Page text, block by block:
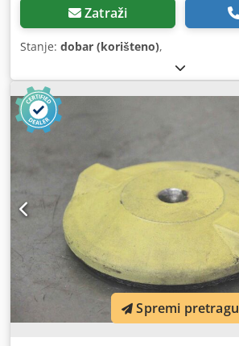
Zatraži
Stanje: dobar (korišteno),
Spremi pretragu